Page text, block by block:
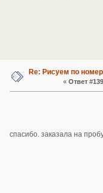
Re: Рисуем по
«Ответ
спасибо. заказала на